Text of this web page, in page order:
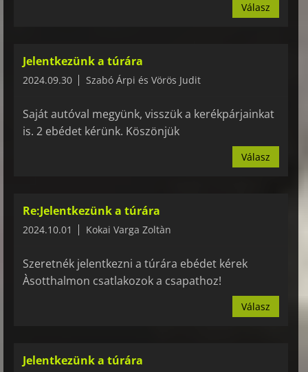
Válasz
Jelentkezünk a túrára
2024.09.30 Szabó Árpi és Vörös Judit
Saját autóval megyünk, visszük a kerékpárjainkat
is. 2 ebédet kérünk. Köszönjük
Válasz
Re:Jelentkezünk a túrára
2024.10.01 Kokai Varga Zoltàn
Szeretnék jelentkezni a túrára ebédet kérek
Àsotthalmon csatlakozok a csapathoz!
Válasz
Jelentkezünk a túrára